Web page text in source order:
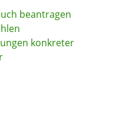
beantragen
konkreter